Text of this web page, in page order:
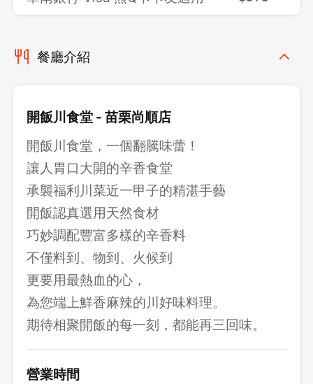
餐廳介紹
開飯川食堂 - 苗栗尚順店
開飯川食堂，一個翻騰味蕾！
讓人胃口大開的辛香食堂
承襲福利川菜近一甲子的精湛手藝
開飯認真選用天然食材
巧妙調配豐富多樣的辛香料
不僅料到、物到、火候到
更要用最熱血的心，
為您端上鮮香麻辣的川好味料理。
期待相聚開飯的每一刻，都能再三回味。
營業時間